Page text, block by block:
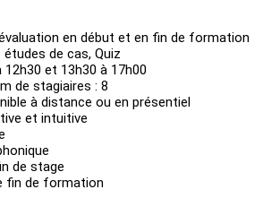
en début et en fin de formation
de cas, Quiz
12h30 et 13h30 à 17h00
de stagiaires : 8
à distance ou en présentiel
et intuitive
de stage
fin de formation